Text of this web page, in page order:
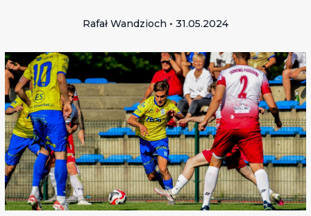
Rafał Wandzioch • 31.05.2024